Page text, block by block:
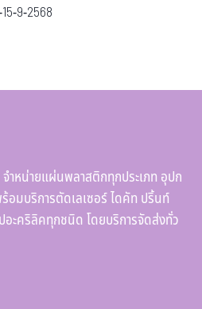
9-2568
ำหน่ายแผ่นพลาสติกทุกประเภท อุปก
มบริการตัดเลเซอร์ ไดคัท ปริ้นท์
อะคริลิคทุกชนิด โดยบริการจัดส่งทั่ว